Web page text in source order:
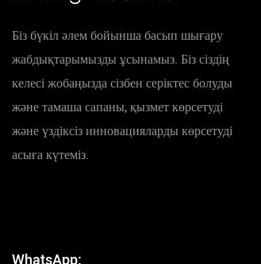
Біз бүкіл әлем бойынша басып шығару
жабдықтарымызды ұсынамыз. Біз сіздің
келесі жобаңызда сізбен серіктес болуды
және тамаша сапаны, қызмет көрсетуді
және үздіксіз инновацияларды көрсетуді
асыға күтеміз.